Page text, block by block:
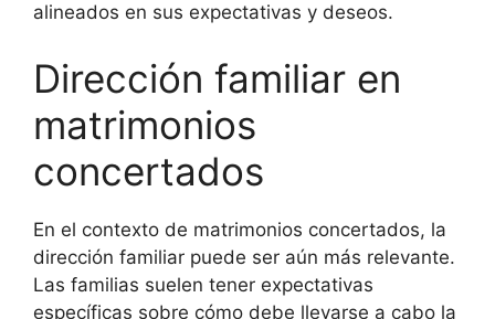
alineados en sus expectativas y deseos.
Dirección familiar en
matrimonios
concertados
En el contexto de matrimonios concertados, la
dirección familiar puede ser aún más relevante.
Las familias suelen tener expectativas
específicas sobre cómo debe llevarse a cabo la